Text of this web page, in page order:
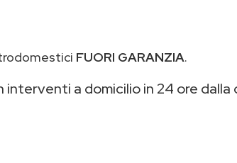
FUORI GARANZIA.
interventi a domicilio in 24 ore dalla